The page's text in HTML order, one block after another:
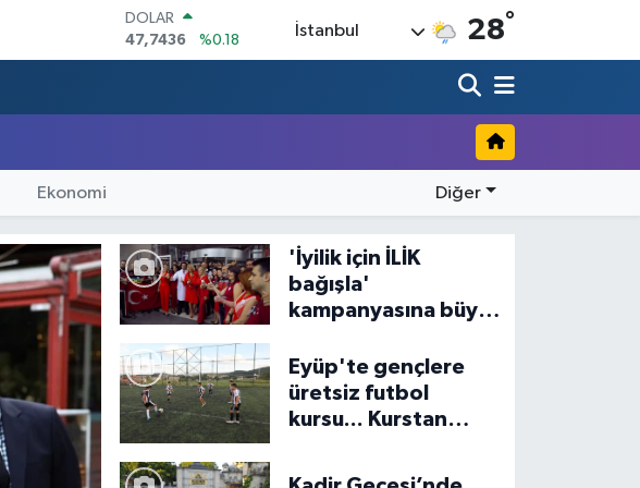
DOLAR
47,7436
%0.18
EURO
6660.55
%0
13.779
%-14
64.840,97
%-0.15
İstanbul 28°
Ekonomi Diğer
'İyilik için İLİK
bağışla'
kampanyasına büyük
Eyüp'te gençlere
üretsiz futbol
kursu... Kurstan